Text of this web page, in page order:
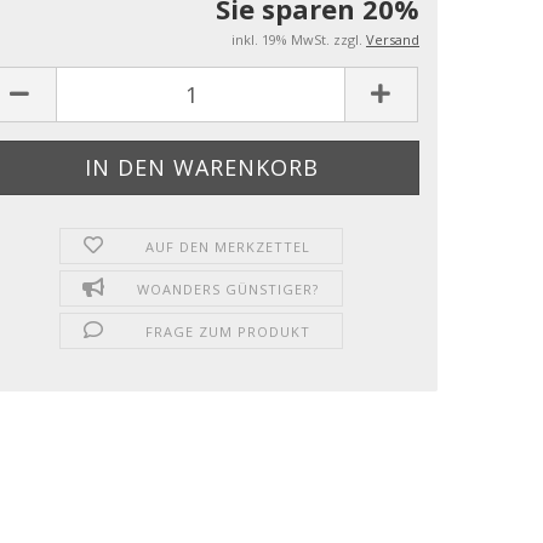
Sie sparen 20%
inkl. 19% MwSt. zzgl. Versand
AUF DEN MERKZETTEL
WOANDERS GÜNSTIGER?
FRAGE ZUM PRODUKT